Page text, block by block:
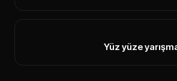
Yüz yüze